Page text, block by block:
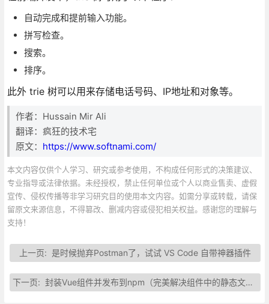
自动完成和提前输入功能。
拼写检查。
搜索。
排序。
此外 trie 树可以用来存储电话号码、IP地址和对象等。
作者：Hussain Mir Ali
翻译：疯狂的技术宅
原文： https://www.softnami.com/
本文内容仅供个人学习、研究或参考使用，不构成任何形式的决策建议、
专业指导或法律依据。未经授权，禁止任何单位或个人以商业售卖、虚假
宣传、侵权传播等非学习研究目的使用本文内容。如需分享或转载，请保
留原文来源信息，不得篡改、删减内容或侵犯相关权益。感谢您的理解与
支持！
上一页: 是时候抛弃Postman了，试试 VS Code 自带神器插件
下一页:封装Vue组件并发布到npm（完美解决组件中的静态文件引用）